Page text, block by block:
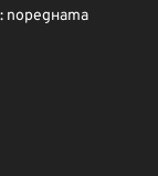
поредната